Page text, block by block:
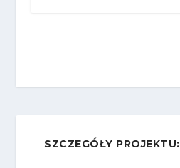
SZCZEGÓŁY PROJEKTU: